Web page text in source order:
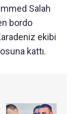
Salah
bordo
ekibi
kattı.